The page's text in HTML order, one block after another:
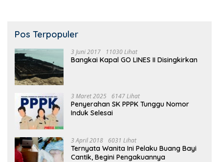
Pos Terpopuler
3 Juni 2017 11030 Lihat
Bangkai Kapal GO LINES II Disingkirkan
3 Maret 2025 6147 Lihat
Penyerahan SK PPPK Tunggu Nomor
Induk Selesai
3 April 2018 6031 Lihat
Ternyata Wanita Ini Pelaku Buang Bayi
Cantik, Begini Pengakuannya